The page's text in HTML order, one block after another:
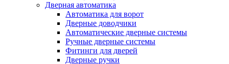
Дверная автоматика
Автоматика для ворот
Дверные доводчики
Автоматические дверные системы
Ручные дверные системы
Фитинги для дверей
Дверные ручки